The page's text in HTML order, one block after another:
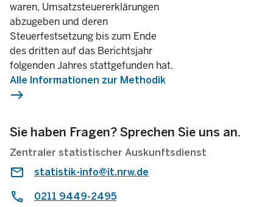
waren, Umsatzsteuererklärungen
abzugeben und deren
Steuerfestsetzung bis zum Ende
des dritten auf das Berichtsjahr
folgenden Jahres stattgefunden hat.
Alle Informationen zur Methodik
east
Sie haben Fragen? Sprechen Sie uns an.
Zentraler statistischer Auskunftsdienst
statistik-info@it.nrw.de
0211 9449-2495